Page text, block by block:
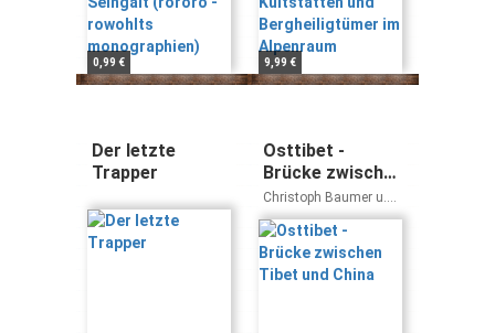
0,99 € 9,99 €
Der letzte
Trapper
Osttibet -
Brücke zwischen
Tibet und China
Christoph Baumer u.
Therese Weber